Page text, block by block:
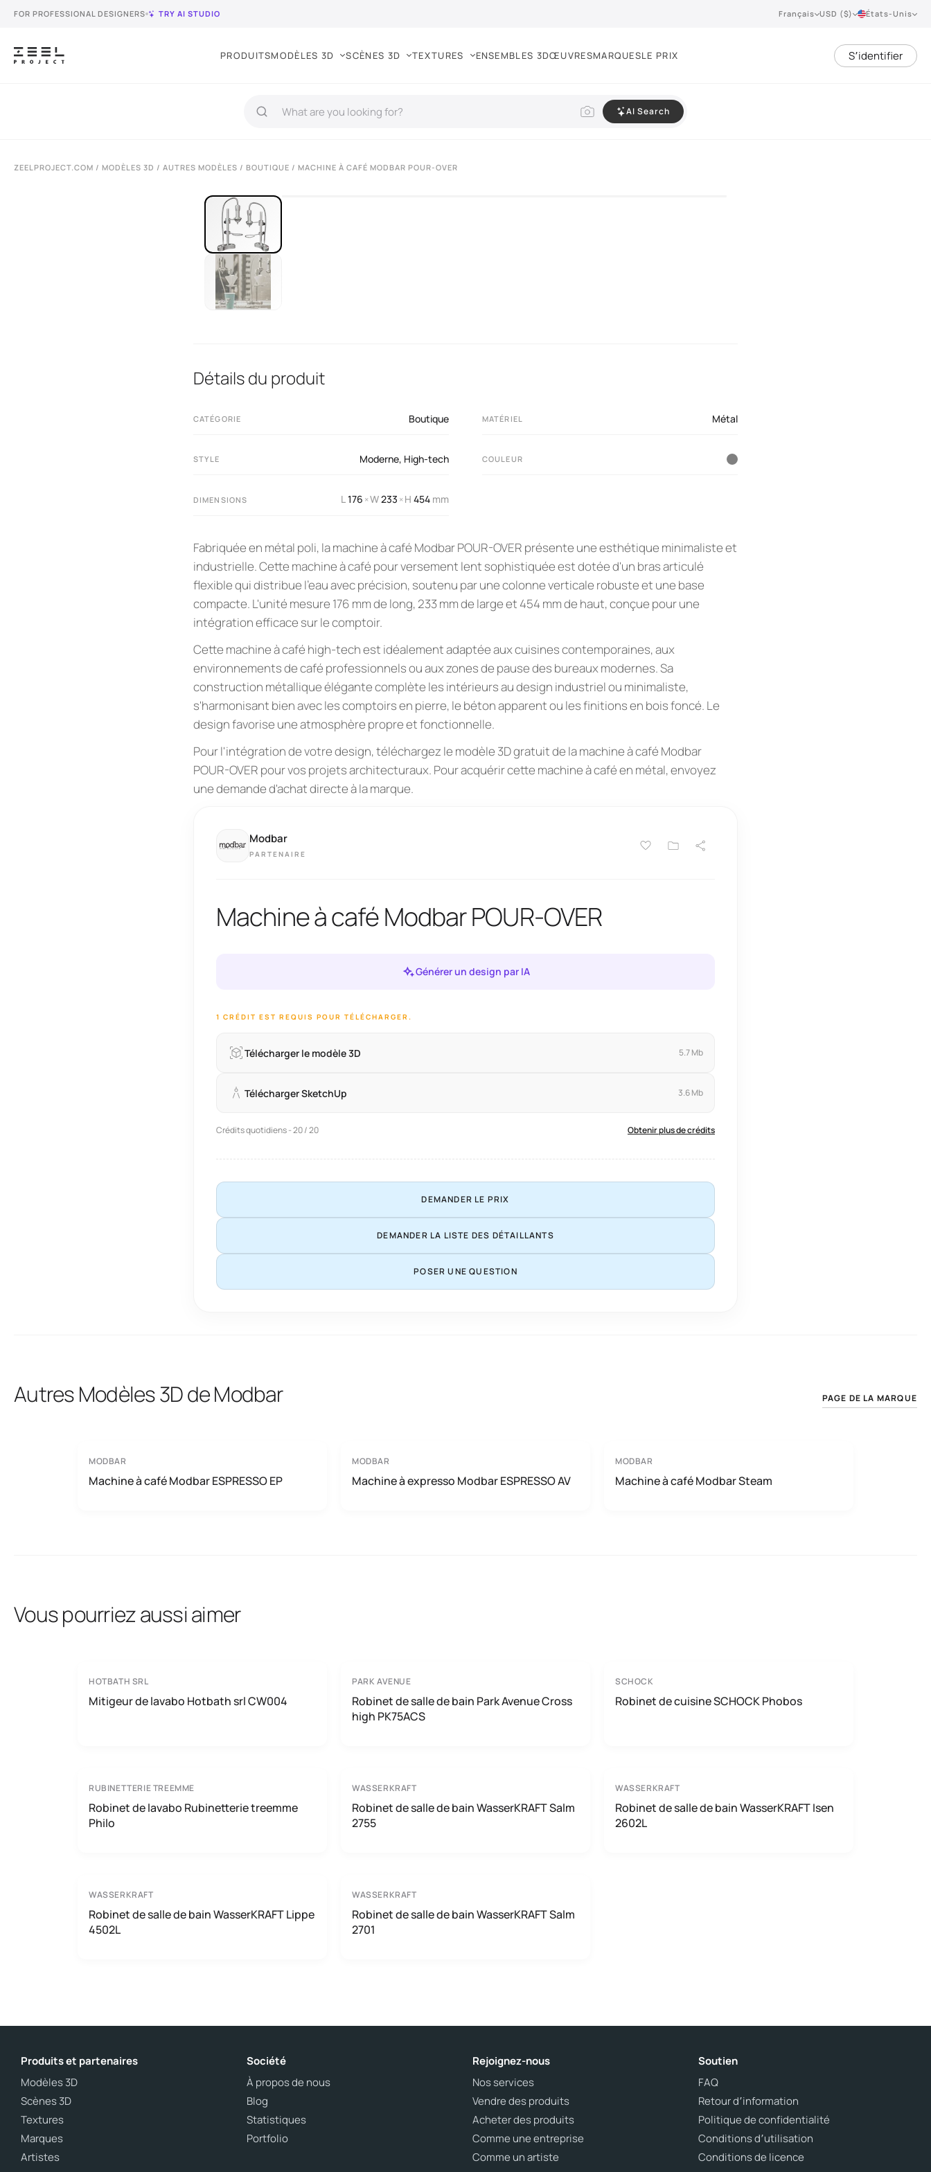
FOR PROFESSIONAL DESIGNERS TRY AI STUDIO Français USD ($) États-Unis
PRODUITSMODÈLES 3D SCÈNES 3D TEXTURES ENSEMBLES 3DŒUVRESMARQUESLE PRIX S՚identifier
AI Search
ZEELPROJECT.COM / MODÈLES 3D / AUTRES MODÈLES / BOUTIQUE / MACHINE À CAFÉ MODBAR POUR-OVER
Détails du produit
CATÉGORIE Boutique MATÉRIEL Métal
STYLE Moderne, High-tech COULEUR
DIMENSIONS L176 ×W233 ×H 454 mm
Fabriquée en métal poli, la machine à café Modbar POUR-OVER présente une esthétique minimaliste et
industrielle. Cette machine à café pour versement lent sophistiquée est dotée d'un bras articulé
flexible qui distribue l'eau avec précision, soutenu par une colonne verticale robuste et une base
compacte. L'unité mesure 176 mm de long, 233 mm de large et 454 mm de haut, conçue pour une
intégration efficace sur le comptoir.
Cette machine à café high-tech est idéalement adaptée aux cuisines contemporaines, aux
environnements de café professionnels ou aux zones de pause des bureaux modernes. Sa
construction métallique élégante complète les intérieurs au design industriel ou minimaliste,
s'harmonisant bien avec les comptoirs en pierre, le béton apparent ou les finitions en bois foncé. Le
design favorise une atmosphère propre et fonctionnelle.
Pour l'intégration de votre design, téléchargez le modèle 3D gratuit de la machine à café Modbar
POUR-OVER pour vos projets architecturaux. Pour acquérir cette machine à café en métal, envoyez
une demande d'achat directe à la marque.
Modbar
PARTENAIRE
Machine à café Modbar POUR-OVER
Générer un design par IA
1 CRÉDIT EST REQUIS POUR TÉLÉCHARGER.
Télécharger le modèle 3D 5.7 Mb
Télécharger SketchUp 3.6 Mb
Crédits quotidiens - 20 / 20 Obtenir plus de crédits
DEMANDER LE PRIX
DEMANDER LA LISTE DES DÉTAILLANTS
POSER UNE QUESTION
Autres Modèles 3D de Modbar PAGE DE LA MARQUE
MODBAR
Machine à café Modbar ESPRESSO EP
MODBAR
Machine à expresso Modbar ESPRESSO AV
MODBAR
Machine à café Modbar Steam
Vous pourriez aussi aimer
HOTBATH SRL
Mitigeur de lavabo Hotbath srl CW004
PARK AVENUE
Robinet de salle de bain Park Avenue Cross
high PK75ACS
SCHOCK
Robinet de cuisine SCHOCK Phobos
RUBINETTERIE TREEMME
Robinet de lavabo Rubinetterie treemme
Philo
WASSERKRAFT
Robinet de salle de bain WasserKRAFT Salm
2755
WASSERKRAFT
Robinet de salle de bain WasserKRAFT Isen
2602L
WASSERKRAFT
Robinet de salle de bain WasserKRAFT Lippe
4502L
WASSERKRAFT
Robinet de salle de bain WasserKRAFT Salm
2701
Produits et partenaires
Modèles 3D
Scènes 3D
Textures
Marques
Artistes
Société
À propos de nous
Blog
Statistiques
Portfolio
Rejoignez-nous
Nos services
Vendre des produits
Acheter des produits
Comme une entreprise
Comme un artiste
Soutien
FAQ
Retour d՚information
Politique de confidentialité
Conditions d՚utilisation
Conditions de licence